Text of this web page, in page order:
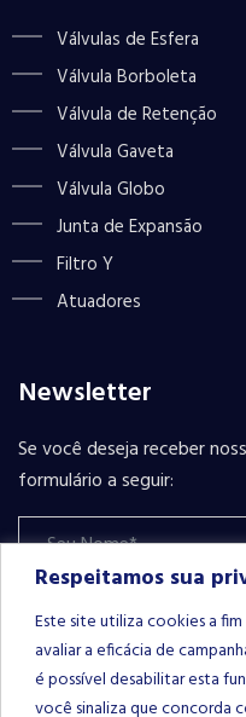
Respeitamos sua
Este site utiliza cookies a
avaliar a eficácia de
é possível desabilitar esta
você sinaliza que concorda
Válvulas de Esfera
Válvula Borboleta
Válvula de Retenção
Válvula Gaveta
Válvula Globo
Junta de Expansão
Filtro Y
Atuadores
Newsletter
Se você deseja receber
formulário a seguir:
Please leave this field